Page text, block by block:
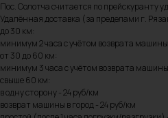
Пос. Солотча считается по прейскуранту
Удалённая доставка (за пределами г.
до 30 км:
минимум 2 часа с учётом возврата
от 30 до 60 км:
минимум 3 часа с учётом возврата
свыше 60 км:
в одну сторону - 24 руб/км
возврат машины в город - 24 руб/км